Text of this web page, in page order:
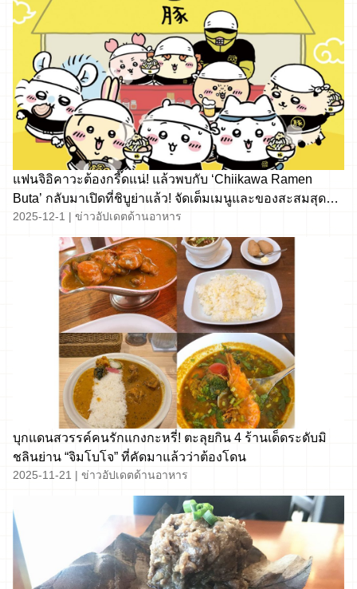
แฟนจิอิคาวะต้องกรี๊ดแน่! แล้วพบกับ ‘Chiikawa Ramen
Buta’ กลับมาเปิดที่ชิบูย่าแล้ว! จัดเต็มเมนูและของสะสมสุดคิว
ท์
2025-12-1 | ข่าวอัปเดตด้านอาหาร
บุกแดนสวรรค์คนรักแกงกะหรี่! ตะลุยกิน 4 ร้านเด็ดระดับมิ
ชลินย่าน “จิมโบโจ” ที่คัดมาแล้วว่าต้องโดน
2025-11-21 | ข่าวอัปเดตด้านอาหาร